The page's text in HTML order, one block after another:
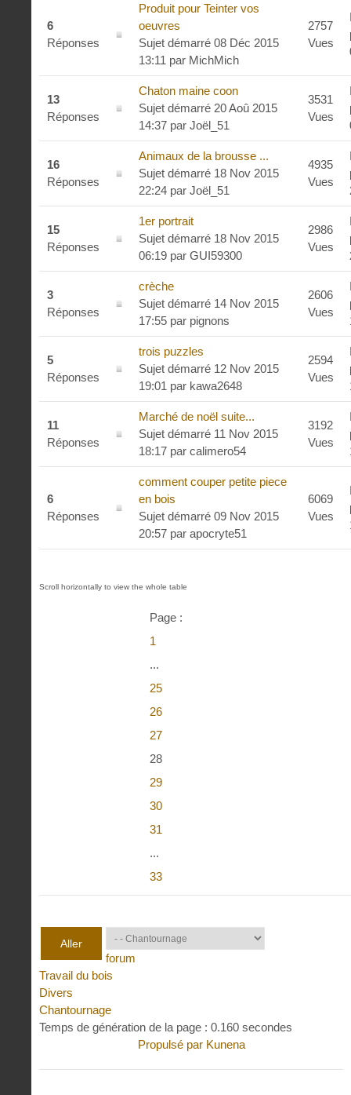
6
Réponses
Produit pour Teinter vos
oeuvres
Sujet démarré 08 Déc 2015
13:11 par MichMich
2757
Vues
13
Réponses
Chaton maine coon
Sujet démarré 20 Aoû 2015
14:37 par Joël_51
3531
Vues
16
Réponses
Animaux de la brousse ...
Sujet démarré 18 Nov 2015
22:24 par Joël_51
4935
Vues
15
Réponses
1er portrait
Sujet démarré 18 Nov 2015
06:19 par GUI59300
2986
Vues
3
Réponses
crèche
Sujet démarré 14 Nov 2015
17:55 par pignons
2606
Vues
5
Réponses
trois puzzles
Sujet démarré 12 Nov 2015
19:01 par kawa2648
2594
Vues
11
Réponses
Marché de noël suite...
Sujet démarré 11 Nov 2015
18:17 par calimero54
3192
Vues
6
Réponses
comment couper petite piece
en bois
Sujet démarré 09 Nov 2015
20:57 par apocryte51
6069
Vues
Page :
1
...
25
26
27
28
29
30
31
...
33
forum
Travail du bois
Divers
Chantournage
Temps de génération de la page : 0.160 secondes
Propulsé par Kunena